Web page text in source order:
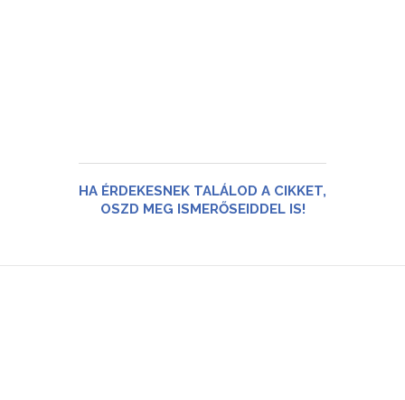
HA ÉRDEKESNEK TALÁLOD A CIKKET,
OSZD MEG ISMERŐSEIDDEL IS!